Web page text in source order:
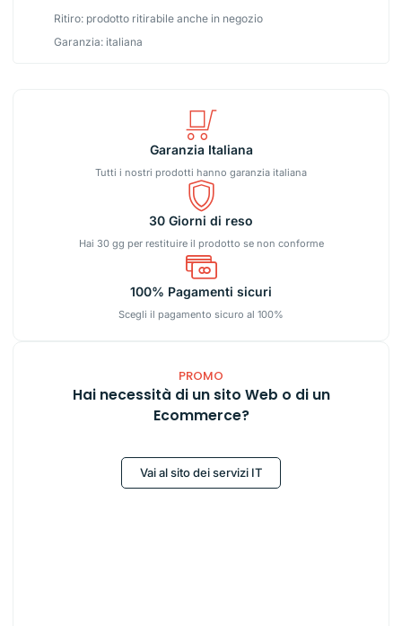
Ritiro: prodotto ritirabile anche in negozio
Garanzia: italiana
Garanzia Italiana
Tutti i nostri prodotti hanno garanzia italiana
30 Giorni di reso
Hai 30 gg per restituire il prodotto se non conforme
100% Pagamenti sicuri
Scegli il pagamento sicuro al 100%
PROMO
Hai necessità di un sito Web o di un
Ecommerce?
Vai al sito dei servizi IT